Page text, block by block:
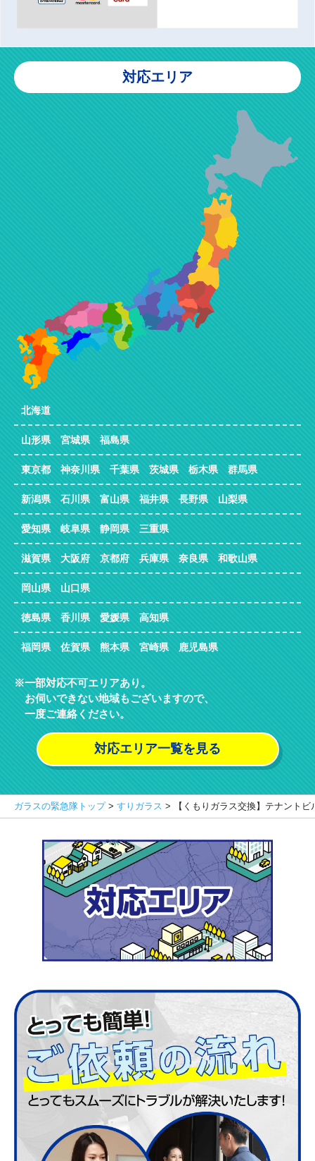
対応エリア
北海道
山形県 宮城県 福島県
東京都 神奈川県 千葉県 茨城県 栃木県 群馬県
新潟県 石川県 富山県 福井県 長野県 山梨県
愛知県 岐阜県 静岡県 三重県
滋賀県 大阪府 京都府 兵庫県 奈良県 和歌山県
岡山県 山口県
徳島県 香川県 愛媛県 高知県
福岡県 佐賀県 熊本県 宮崎県 鹿児島県
一部対応不可エリアあり。
お伺いできない地域もございますので、
一度ご連絡ください。
対応エリア一覧を見る
ガラスの緊急隊トップ> すりガラス > 【くもりガラス交換】テナント